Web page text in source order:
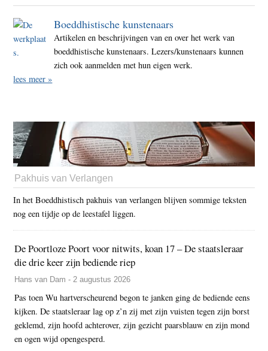
Boeddhistische kunstenaars
Artikelen en beschrijvingen van en over het werk van
boeddhistische kunstenaars. Lezers/kunstenaars kunnen
zich ook aanmelden met hun eigen werk.
lees meer »
Pakhuis van Verlangen
In het Boeddhistisch pakhuis van verlangen blijven sommige teksten
nog een tijdje op de leestafel liggen.
De Poortloze Poort voor nitwits, koan 17 – De staatsleraar
die drie keer zijn bediende riep
Hans van Dam - 2 augustus 2026
Pas toen Wu hartverscheurend begon te janken ging de bediende eens
kijken. De staatsleraar lag op z’n zij met zijn vuisten tegen zijn borst
geklemd, zijn hoofd achterover, zijn gezicht paarsblauw en zijn mond
en ogen wijd opengesperd.